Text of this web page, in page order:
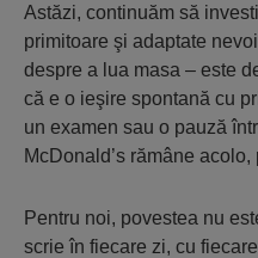
Astăzi, continuăm să
primitoare şi adaptate
despre a lua masa – este
că e o ieşire spontană cu
un examen sau o pauză
McDonald’s rămâne
Pentru noi, povestea nu
scrie în fiecare zi, cu